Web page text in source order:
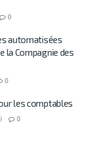
0
automatisées
la Compagnie des
0
les comptables
0